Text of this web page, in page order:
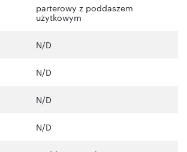
parterowy z poddaszem
użytkowym
N/D
N/D
N/D
N/D